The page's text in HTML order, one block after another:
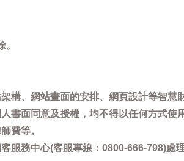
構、網站畫面的安排、網頁設計等智慧
書面同意及授權，均不得以任何方式使
費等。
服務中心(客服專線：0800-666-798)處理